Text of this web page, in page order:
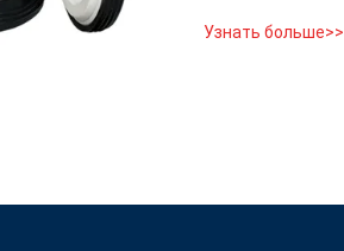
Узнать больше>>